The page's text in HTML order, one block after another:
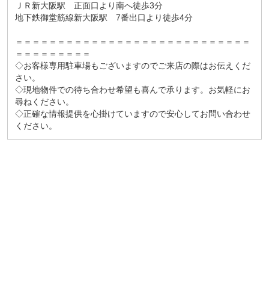
ＪＲ新大阪駅 正面口より南へ徒歩3分
地下鉄御堂筋線新大阪駅 7番出口より徒歩4分
＝＝＝＝＝＝＝＝＝＝＝＝＝＝＝＝＝＝＝＝＝＝＝＝＝＝＝＝
＝＝＝＝＝＝＝＝＝
◇お客様専用駐車場もございますのでご来店の際はお伝えくだ
さい。
◇現地物件での待ち合わせ希望も喜んで承ります。お気軽にお
尋ねください。
◇正確な情報提供を心掛けていますので安心してお問い合わせ
ください。